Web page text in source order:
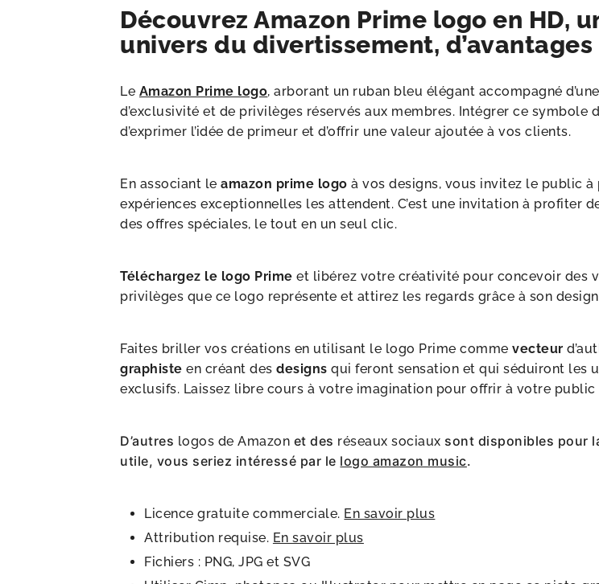
Découvrez Amazon Prime logo en HD,
univers du divertissement,
Le Amazon Prime logo, arborant un ruban bleu élégant accompagné
d’exclusivité et de privilèges réservés aux membres. Intégrer ce symbole
d’exprimer l’idée de primeur et d’offrir une valeur ajoutée à vos clients.
En associant leamazon prime logo à vos designs, vous invitez le public
expériences exceptionnelles les attendent. C’est une invitation à profiter
des offres spéciales, le tout en un seul clic.
Téléchargez le logo Prime et libérez votre créativité pour concevoir des
privilèges que ce logo représente et attirez les regards grâce à son
Faites briller vos créations en utilisant le logo Prime commevecteur
graphiste en créant desdesigns qui feront sensation et qui séduiront les
exclusifs. Laissez libre cours à votre imagination pour offrir à votre
D’autres logos de Amazon et des réseaux sociaux sont disponibles pour
utile, vous seriez intéressé par le logo amazon music.
Licence gratuite commerciale. En savoir plus
Attribution requise. En savoir plus
Fichiers : PNG, JPG et SVG